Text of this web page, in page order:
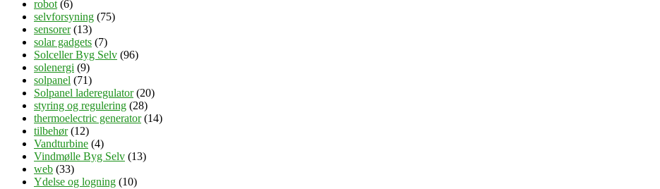
robot(6)
selvforsyning (75)
sensorer(13)
solar gadgets (7)
Solceller Byg Selv (96)
solenergi (9)
solpanel (71)
Solpanel laderegulator(20)
styring og regulering (28)
thermoelectric generator(14)
tilbehør(12)
Vandturbine (4)
Vindmølle Byg Selv (13)
web (33)
Ydelse og logning (10)